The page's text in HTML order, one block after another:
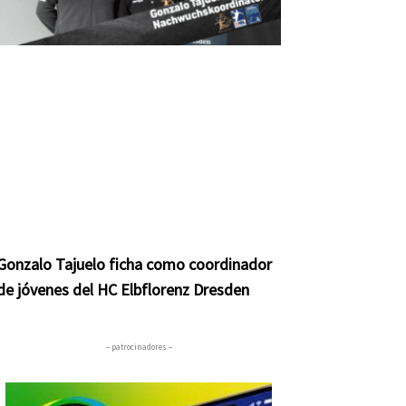
Tajuelo ficha como coordinador
jóvenes del HC Elbflorenz Dresden
– patrocinadores –